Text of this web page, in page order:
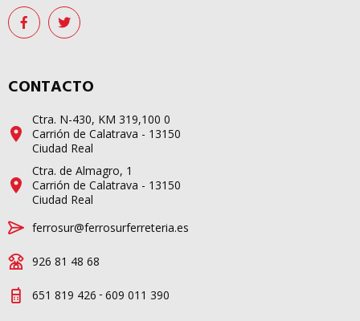
CONTACTO
Ctra. N-430, KM 319,100 0
Carrión de Calatrava - 13150
Ciudad Real
Ctra. de Almagro, 1
Carrión de Calatrava - 13150
Ciudad Real
ferrosur@ferrosurferreteria.es
926 81 48 68
651 819 426 - 609 011 390